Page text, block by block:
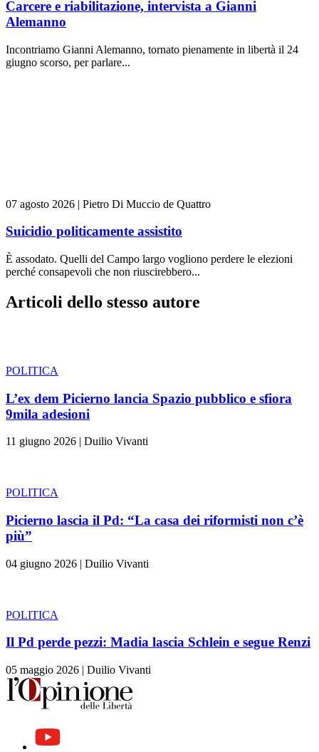
Carcere e riabilitazione, intervista a Gianni
Alemanno
Incontriamo Gianni Alemanno, tornato pienamente in libertà il 24
giugno scorso, per parlare...
07 agosto 2026 | Pietro Di Muccio de Quattro
Suicidio politicamente assistito
È assodato. Quelli del Campo largo vogliono perdere le elezioni
perché consapevoli che non riuscirebbero...
Articoli dello stesso autore
POLITICA
L’ex dem Picierno lancia Spazio pubblico e sfiora
9mila adesioni
11 giugno 2026 | Duilio Vivanti
POLITICA
Picierno lascia il Pd: “La casa dei riformisti non c’è
più”
04 giugno 2026 | Duilio Vivanti
POLITICA
Il Pd perde pezzi: Madia lascia Schlein e segue Renzi
05 maggio 2026 | Duilio Vivanti